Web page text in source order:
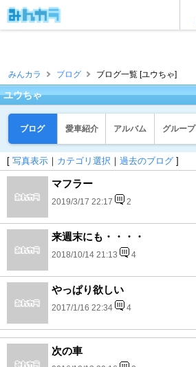
みんカラ ブログ ブログ一覧 [ユウちゃ]
ユウちゃ
ブログ 愛車紹介 アルバム グループ
[ 写真表示 ｜ カテゴリ選択 ｜ 過去のブログ ]
マフラー
2019/3/17 22:17 2
来週末にも・・・・
2018/10/14 21:13 4
やっぱり欲しい
2017/1/16 22:34 4
次の車